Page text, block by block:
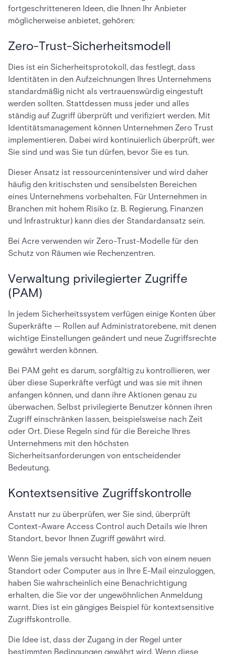
fortgeschritteneren Ideen, die Ihnen Ihr Anbieter
möglicherweise anbietet, gehören:
Zero-Trust-Sicherheitsmodell
Dies ist ein Sicherheitsprotokoll, das festlegt, dass
Identitäten in den Aufzeichnungen Ihres Unternehmens
standardmäßig nicht als vertrauenswürdig eingestuft
werden sollten. Stattdessen muss jeder und alles
ständig auf Zugriff überprüft und verifiziert werden. Mit
Identitätsmanagement können Unternehmen Zero Trust
implementieren. Dabei wird kontinuierlich überprüft, wer
Sie sind und was Sie tun dürfen, bevor Sie es tun.
Dieser Ansatz ist ressourcenintensiver und wird daher
häufig den kritischsten und sensibelsten Bereichen
eines Unternehmens vorbehalten. Für Unternehmen in
Branchen mit hohem Risiko (z. B. Regierung, Finanzen
und Infrastruktur) kann dies der Standardansatz sein.
Bei Acre verwenden wir Zero-Trust-Modelle für den
Schutz von Räumen wie Rechenzentren.
Verwaltung privilegierter Zugriffe
(PAM)
In jedem Sicherheitssystem verfügen einige Konten über
Superkräfte — Rollen auf Administratorebene, mit denen
wichtige Einstellungen geändert und neue Zugriffsrechte
gewährt werden können.
Bei PAM geht es darum, sorgfältig zu kontrollieren, wer
über diese Superkräfte verfügt und was sie mit ihnen
anfangen können, und dann ihre Aktionen genau zu
überwachen. Selbst privilegierte Benutzer können ihren
Zugriff einschränken lassen, beispielsweise nach Zeit
oder Ort. Diese Regeln sind für die Bereiche Ihres
Unternehmens mit den höchsten
Sicherheitsanforderungen von entscheidender
Bedeutung.
Kontextsensitive Zugriffskontrolle
Anstatt nur zu überprüfen, wer Sie sind, überprüft
Context-Aware Access Control auch Details wie Ihren
Standort, bevor Ihnen Zugriff gewährt wird.
Wenn Sie jemals versucht haben, sich von einem neuen
Standort oder Computer aus in Ihre E-Mail einzuloggen,
haben Sie wahrscheinlich eine Benachrichtigung
erhalten, die Sie vor der ungewöhnlichen Anmeldung
warnt. Dies ist ein gängiges Beispiel für kontextsensitive
Zugriffskontrolle.
Die Idee ist, dass der Zugang in der Regel unter
bestimmten Bedingungen gewährt wird. Wenn diese